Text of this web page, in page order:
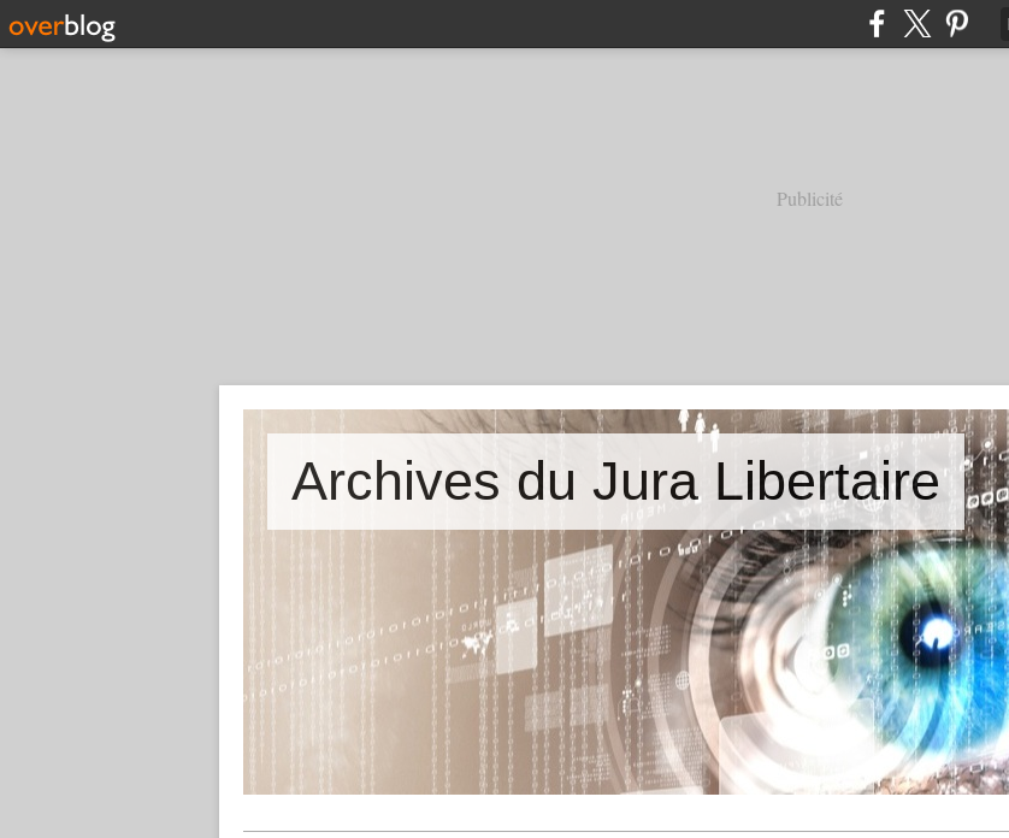
Publicité
Archives du Jura Libertaire